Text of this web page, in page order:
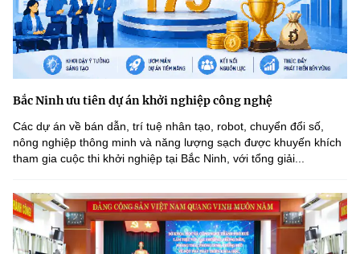
Bắc Ninh ưu tiên dự án khởi nghiệp công nghệ
Các dự án về bán dẫn, trí tuệ nhân tạo, robot, chuyển đổi số,
nông nghiệp thông minh và năng lượng sạch được khuyến khích
tham gia cuộc thi khởi nghiệp tại Bắc Ninh, với tổng giải...